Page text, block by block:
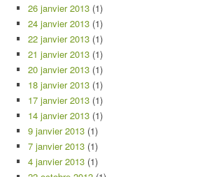
26 janvier 2013 (1)
24 janvier 2013 (1)
22 janvier 2013 (1)
21 janvier 2013 (1)
20 janvier 2013 (1)
18 janvier 2013 (1)
17 janvier 2013 (1)
14 janvier 2013 (1)
9 janvier 2013 (1)
7 janvier 2013 (1)
4 janvier 2013 (1)